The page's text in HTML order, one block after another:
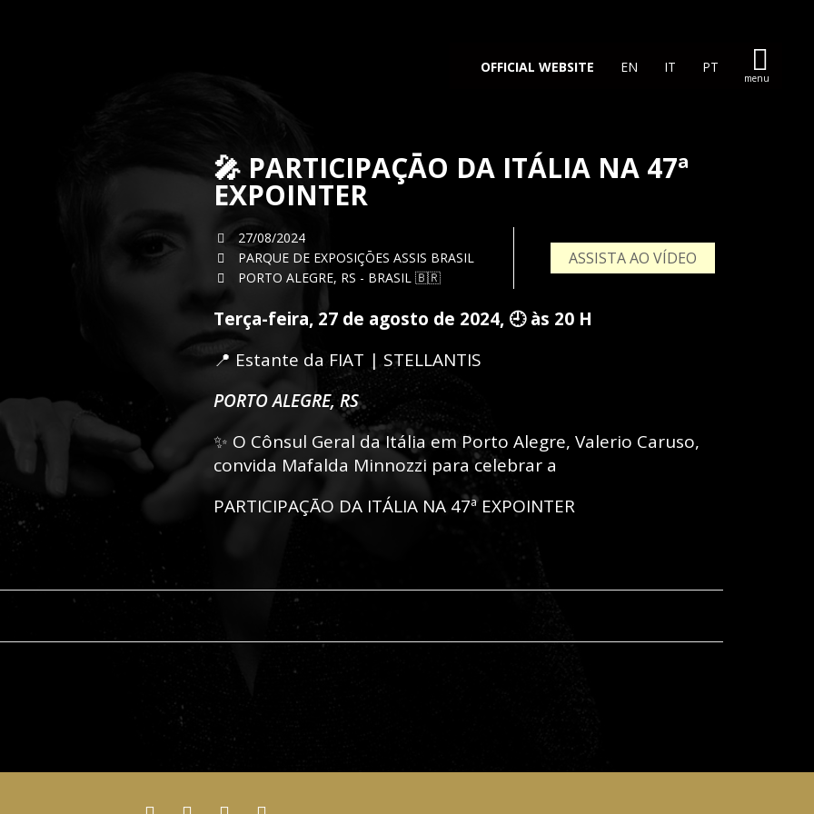
OFFICIAL WEBSITE EN IT PT
🎤 PARTICIPAÇĀO DA ITÁLIA NA 47ª
EXPOINTER
27/08/2024
PARQUE DE EXPOSIÇŌES ASSIS BRASIL
PORTO ALEGRE, RS - BRASIL 🇧🇷
ASSISTA AO VÍDEO
Terça-feira, 27 de agosto de 2024, 🕘 às 20 H
📍 Estante da FIAT | STELLANTIS
PORTO ALEGRE, RS
✨ O Cônsul Geral da Itália em Porto Alegre, Valerio Caruso,
convida Mafalda Minnozzi para celebrar a
PARTICIPAÇĀO DA ITÁLIA NA 47ª EXPOINTER